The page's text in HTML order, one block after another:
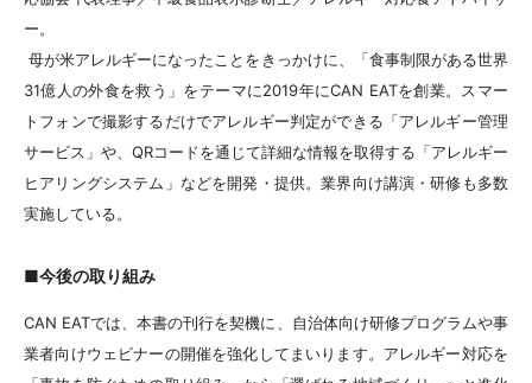
ー。
母が米アレルギーになったことをきっかけに、「食事制限がある世界
31億人の外食を救う」をテーマに2019年にCAN EATを創業。スマー
トフォンで撮影するだけでアレルギー判定ができる「アレルギー管理
サービス」や、QRコードを通じて詳細な情報を取得する「アレルギー
ヒアリングシステム」などを開発・提供。業界向け講演・研修も多数
実施している。
■今後の取り組み
CAN EATでは、本書の刊行を契機に、自治体向け研修プログラムや事
業者向けウェビナーの開催を強化してまいります。アレルギー対応を